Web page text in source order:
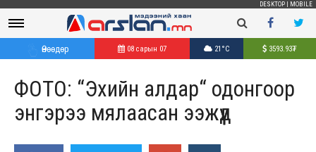
DESKTOP MOBILE
Өнөөдөр 08 сарын 07 21°C 3593.93₮
ФОТО: “Эхийн алдар“ одонгоор
энгэрээ мялаасан ээжүүд